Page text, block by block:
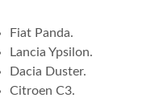
Fiat Panda.
Lancia Ypsilon.
Dacia Duster.
Citroen C3.